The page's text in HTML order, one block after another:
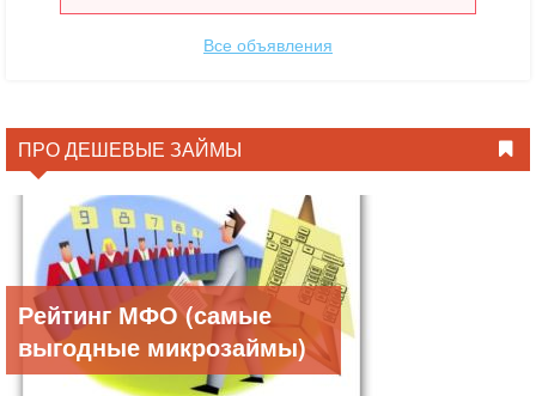
Все объявления
ПРО ДЕШЕВЫЕ ЗАЙМЫ
Рейтинг МФО (самые
выгодные микрозаймы)